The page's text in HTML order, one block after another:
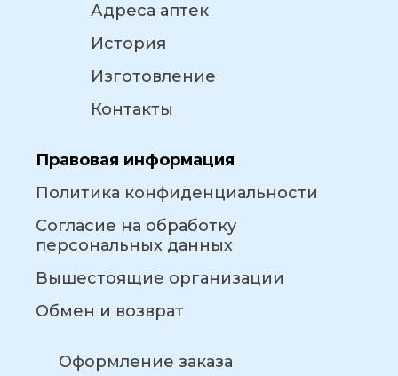
Адреса аптек
История
Изготовление
Контакты
Правовая информация
Политика конфиденциальности
Согласие на обработку
персональных данных
Вышестоящие организации
Обмен и возврат
Оформление заказа